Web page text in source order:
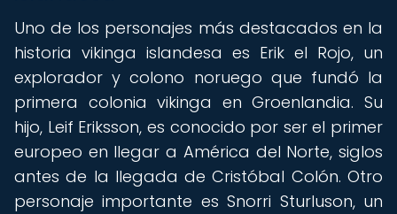
Uno de los personajes más destacados en la
historia vikinga islandesa es Erik el Rojo, un
explorador y colono noruego que fundó la
primera colonia vikinga en Groenlandia. Su
hijo, Leif Eriksson, es conocido por ser el primer
europeo en llegar a América del Norte, siglos
antes de la llegada de Cristóbal Colón. Otro
personaje importante es Snorri Sturluson, un